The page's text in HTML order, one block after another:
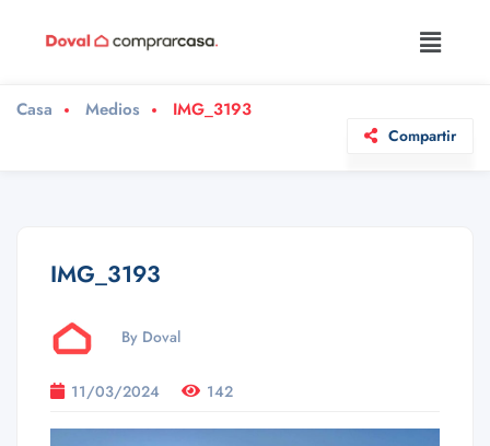
Casa Medios IMG_3193
Compartir
IMG_3193
By Doval
11/03/2024 142